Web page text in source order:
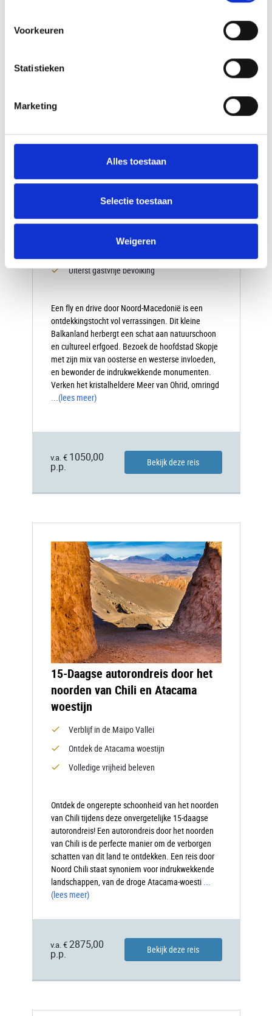
Voorkeuren
Statistieken
Marketing
Alles toestaan
Selectie toestaan
Weigeren
Uiterst gastvrije bevolking
Een fly en drive door Noord-Macedonië is een
ontdekkingstocht vol verrassingen. Dit kleine
Balkanland herbergt een schat aan natuurschoon
en cultureel erfgoed. Bezoek de hoofdstad Skopje
met zijn mix van oosterse en westerse invloeden,
en bewonder de indrukwekkende monumenten.
Verken het kristalheldere Meer van Ohrid, omringd
...(lees meer)
v.a. € 1050,00
p.p.
Bekijk deze reis
15-Daagse autorondreis door het
noorden van Chili en Atacama
woestijn
Verblijf in de Maipo Vallei
Ontdek de Atacama woestijn
Volledige vrijheid beleven
Ontdek de ongerepte schoonheid van het noorden
van Chili tijdens deze onvergetelijke 15-daagse
autorondreis! Een autorondreis door het noorden
van Chili is de perfecte manier om de verborgen
schatten van dit land te ontdekken. Een reis door
Noord Chili staat synoniem voor indrukwekkende
landschappen, van de droge Atacama-woesti ...
(lees meer)
v.a. € 2875,00
p.p.
Bekijk deze reis